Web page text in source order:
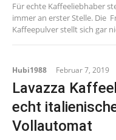
Für echte Kaffeeliebhaber
immer an erster Stelle. Die
Kaffeepulver stellt sich gar
Hubi1988 Februar 7, 2019
Lavazza
echt
Vollautomat